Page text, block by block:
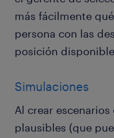
más fácilmente
persona con las
posición
Simulaciones
Al crear
plausibles (que